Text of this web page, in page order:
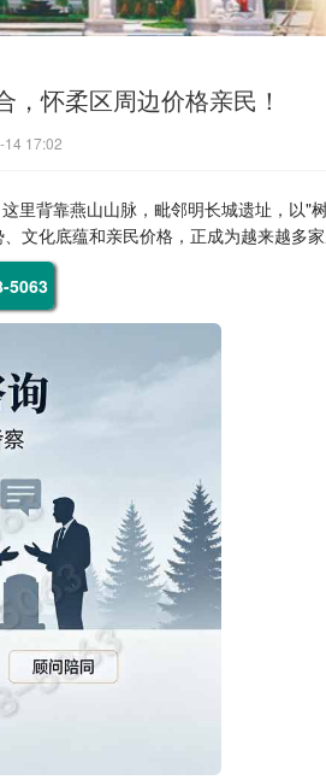
怀柔区周边价格亲民！
14 17:02
里背靠燕山山脉，毗邻明长城遗址，以"
文化底蕴和亲民价格，正成为越来越多家
5063